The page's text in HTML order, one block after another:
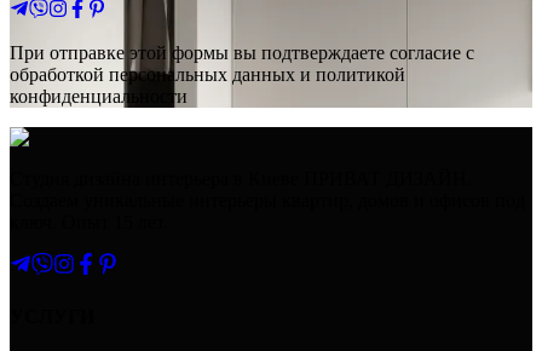
При отправке этой формы вы подтверждаете согласие с
обработкой персональных данных и политикой
конфиденциальности